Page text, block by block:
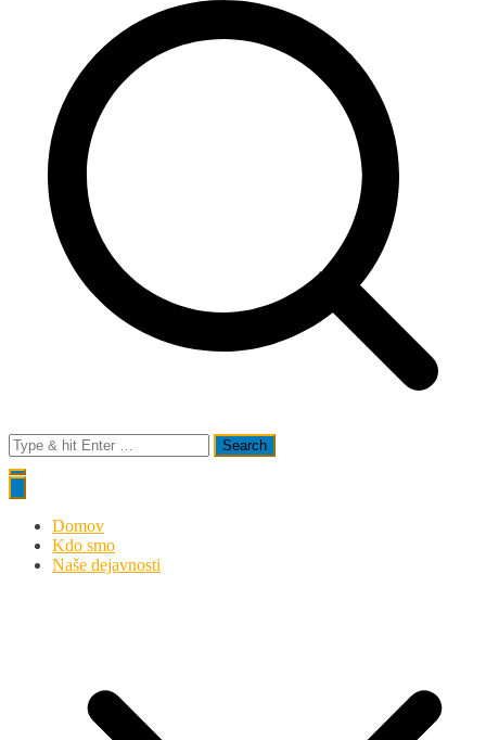
Search
for:
Domov
Kdo smo
Naše dejavnosti